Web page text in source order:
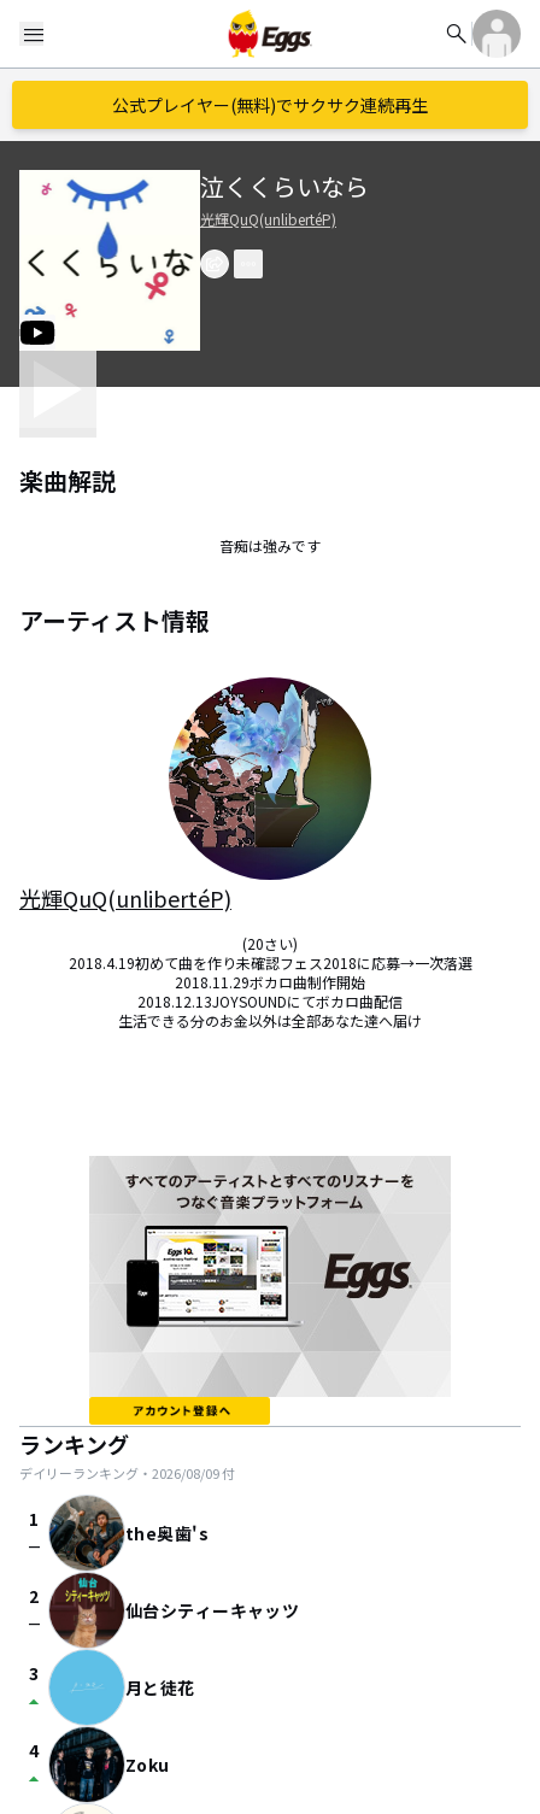
menu search
公式プレイヤー(無料)でサクサク連続再生
泣くくらいなら
光輝QuQ(unlibertéP)
楽曲解説
音痴は強みです
アーティスト情報
光輝QuQ(unlibertéP)
(20さい)
2018.4.19初めて曲を作り未確認フェス2018に応募→一次落選
2018.11.29ボカロ曲制作開始
2018.12.13JOYSOUNDにてボカロ曲配信
生活できる分のお金以外は全部あなた達へ届け
ランキング
デイリーランキング・ 2026/08/09付
1
check_indeterminate_small the奥歯's
2
check_indeterminate_small 仙台シティーキャッツ
3
arrow_drop_up 月と徒花
4
arrow_drop_up Zoku